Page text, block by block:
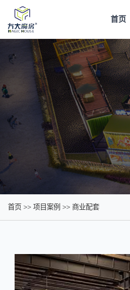
首页
首页 >> 项目案例 >> 商业配套